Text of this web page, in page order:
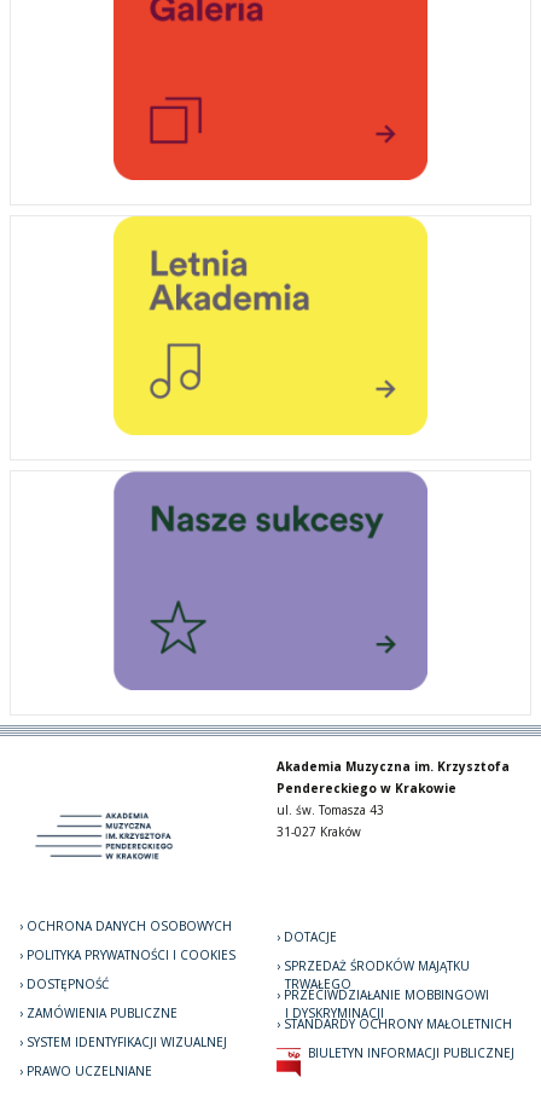
Akademia Muzyczna im. Krzysztofa
Pendereckiego w Krakowie
ul. św. Tomasza 43
31-027 Kraków
OCHRONA DANYCH OSOBOWYCH
POLITYKA PRYWATNOŚCI I COOKIES
DOSTĘPNOŚĆ
ZAMÓWIENIA PUBLICZNE
SYSTEM IDENTYFIKACJI WIZUALNEJ
PRAWO UCZELNIANE
DOTACJE
SPRZEDAŻ ŚRODKÓW MAJĄTKU
TRWAŁEGO
PRZECIWDZIAŁANIE MOBBINGOWI
I DYSKRYMINACJI
STANDARDY OCHRONY MAŁOLETNICH
BIULETYN INFORMACJI PUBLICZNEJ